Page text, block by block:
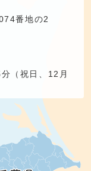
番地の2
（祝日、12月